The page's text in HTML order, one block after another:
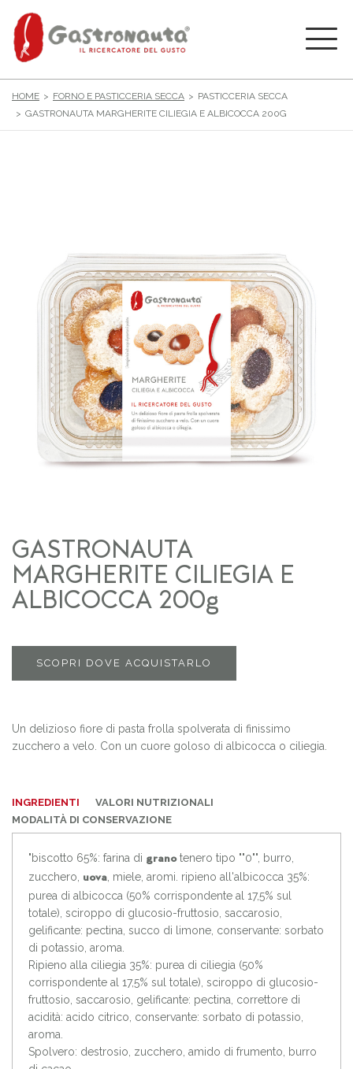
HOME FORNO E PASTICCERIA SECCA
PASTICCERIA SECCA
GASTRONAUTA MARGHERITE CILIEGIA E ALBICOCCA 200G
GASTRONAUTA
MARGHERITE CILIEGIA E
ALBICOCCA 200g
SCOPRI DOVE ACQUISTARLO
Un delizioso fiore di pasta frolla spolverata di finissimo
zucchero a velo. Con un cuore goloso di albicocca o ciliegia.
INGREDIENTI
VALORI NUTRIZIONALI
MODALITÀ DI CONSERVAZIONE
"biscotto 65%: farina di granotenero tipo ""0"", burro,
zucchero,
uova , miele, aromi. ripieno all'albicocca 35%:
purea di albicocca (50% corrispondente al 17,5% sul
totale), sciroppo di glucosio-fruttosio, saccarosio,
gelificante: pectina, succo di limone, conservante: sorbato
di potassio, aroma.
Ripieno alla ciliegia 35%: purea di ciliegia (50%
corrispondente al 17,5% sul totale), sciroppo di glucosio-
fruttosio, saccarosio, gelificante: pectina, correttore di
acidità: acido citrico, conservante: sorbato di potassio,
aroma.
Spolvero: destrosio, zucchero, amido di frumento, burro